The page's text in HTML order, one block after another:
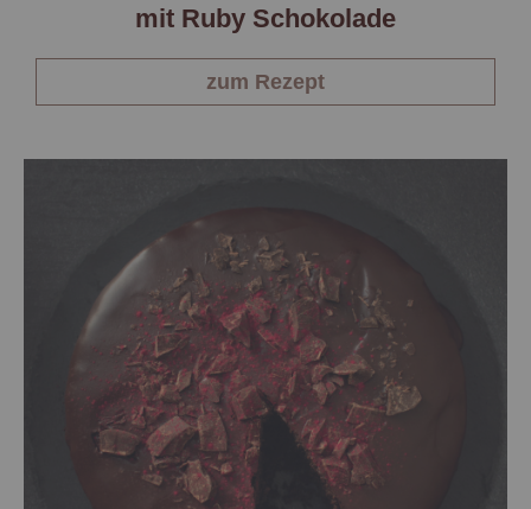
mit Ruby Schokolade
zum Rezept